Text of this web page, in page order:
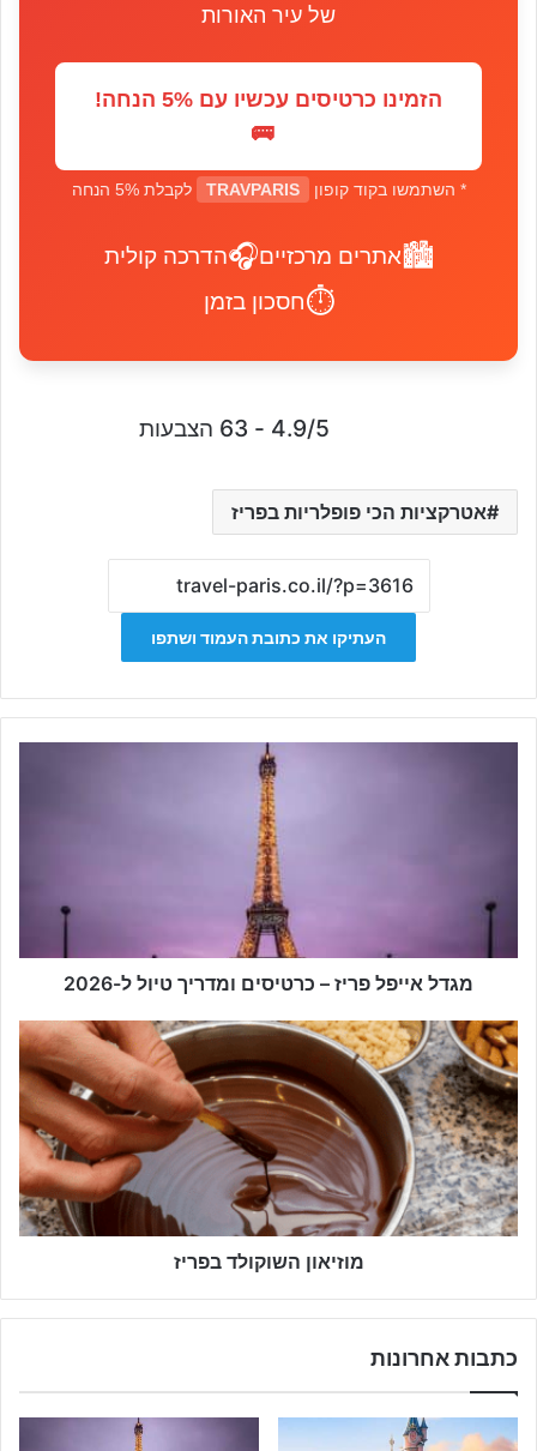
של עיר האורות
הזמינו כרטיסים עכשיו עם 5% הנחה!
🚌
* השתמשו בקוד קופון TRAVPARIS לקבלת 5% הנחה
🏙️אתרים מרכזיים🎧הדרכה קולית
⏱️חסכון בזמן
4.9/5 - 63 הצבעות
אטרקציות הכי פופלריות בפריז
העתיקו את כתובת העמוד ושתפו
טיול
מגדל אייפל פריז – כרטיסים ומדריך טיול ל-2026
מוזיאון
השוקולד
בפריז
מוזיאון השוקולד בפריז
כתבות אחרונות